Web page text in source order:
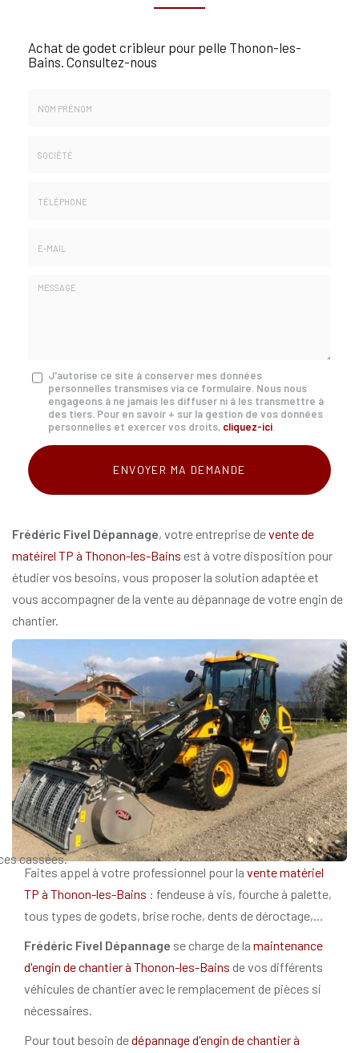
Achat de godet cribleur pour pelle Thonon-les-
Bains. Consultez-nous
MessageJ'autorise ce site à conserver mes données
personnelles transmises via ce formulaire. Nous nous
engageons à ne jamais les diffuser ni à les transmettre à
des tiers. Pour en savoir + sur la gestion de vos données
personnelles et exercer vos droits, cliquez-ici
Acceptation
RGPD
ENVOYER MA DEMANDE
Frédéric Fivel Dépannage, votre entreprise devente de
matéirel TP à Thonon-les-Bains est à votre disposition pour
étudier vos besoins, vous proposer la solution adaptée et
vous accompagner de la vente au dépannage de votre engin de
chantier.
Faites appel à votre professionnel pour la vente matériel
TP à Thonon-les-Bains : fendeuse à vis, fourche à palette,
tous types de godets, brise roche, dents de déroctage,...
Frédéric Fivel Dépannage se charge de la maintenance
d'engin de chantier à Thonon-les-Bains de vos différents
véhicules de chantier avec le remplacement de pièces si
nécessaires.
Pour tout besoin dedépannage d'engin de chantier à
cassées.